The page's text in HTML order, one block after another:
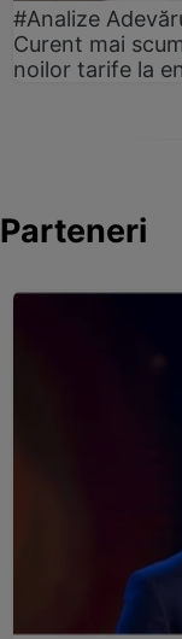
#Analize
Curent mai
noilor tarife la
Parteneri